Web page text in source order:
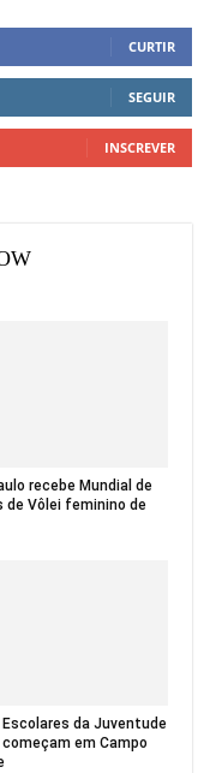
CURTIR
SEGUIR
INSCREVER
recebe Mundial de
de Vôlei feminino de
da Juventude
começam em Campo